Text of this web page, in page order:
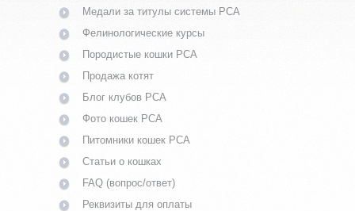
Медали за титулы системы PCA
Фелинологические курсы
Породистые кошки PCA
Продажа котят
Блог клубов PCA
Фото кошек PCA
Питомники кошек PCA
Статьи о кошках
FAQ (вопрос/ответ)
Реквизиты для оплаты